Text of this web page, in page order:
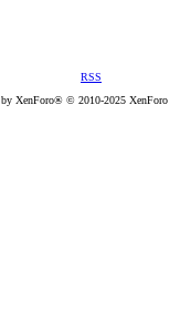
RSS
XenForo® © 2010-2025 XenForo